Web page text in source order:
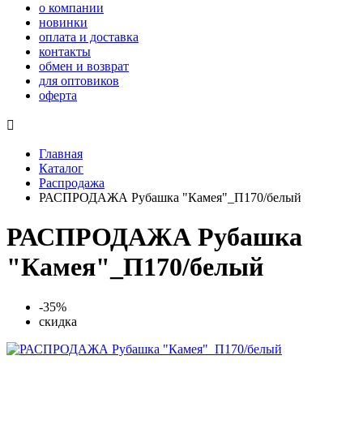
о компании
новинки
оплата и доставка
контакты
обмен и возврат
для оптовиков
оферта

Главная
Каталог
Распродажа
РАСПРОДАЖА Рубашка "Камея"_П170/белый
РАСПРОДАЖА Рубашка
"Камея"_П170/белый
-35%
скидка